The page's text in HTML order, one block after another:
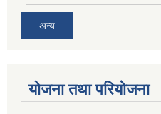
अन्य
योजना तथा परियोजना